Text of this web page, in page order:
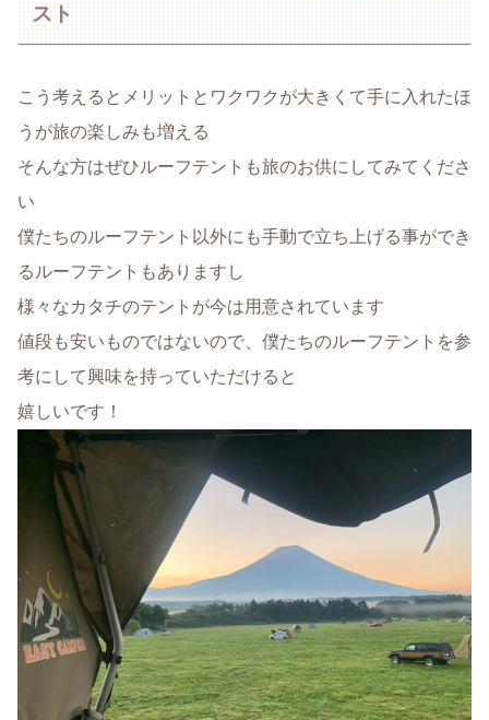
スト
こう考えるとメリットとワクワクが大きくて手に入れたほ
うが旅の楽しみも増える
そんな方はぜひルーフテントも旅のお供にしてみてくださ
い
僕たちのルーフテント以外にも手動で立ち上げる事ができ
るルーフテントもありますし
様々なカタチのテントが今は用意されています
値段も安いものではないので、僕たちのルーフテントを参
考にして興味を持っていただけると
嬉しいです！